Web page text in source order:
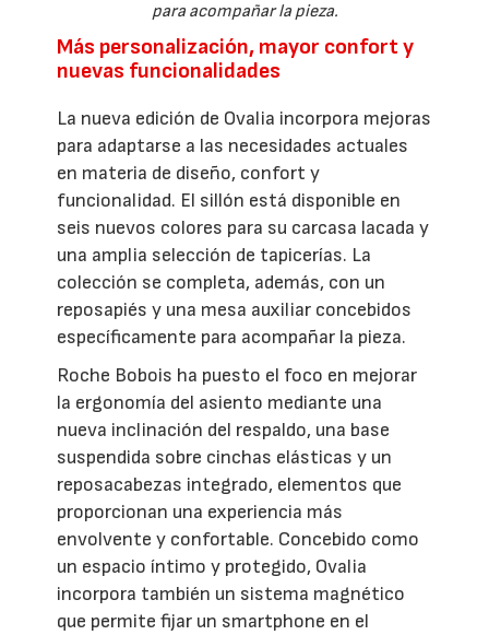
para acompañar la pieza.
Más personalización, mayor confort y
nuevas funcionalidades
La nueva edición de Ovalia incorpora mejoras
para adaptarse a las necesidades actuales
en materia de diseño, confort y
funcionalidad. El sillón está disponible en
seis nuevos colores para su carcasa lacada y
una amplia selección de tapicerías. La
colección se completa, además, con un
reposapiés y una mesa auxiliar concebidos
específicamente para acompañar la pieza.
Roche Bobois ha puesto el foco en mejorar
la ergonomía del asiento mediante una
nueva inclinación del respaldo, una base
suspendida sobre cinchas elásticas y un
reposacabezas integrado, elementos que
proporcionan una experiencia más
envolvente y confortable. Concebido como
un espacio íntimo y protegido, Ovalia
incorpora también un sistema magnético
que permite fijar un smartphone en el